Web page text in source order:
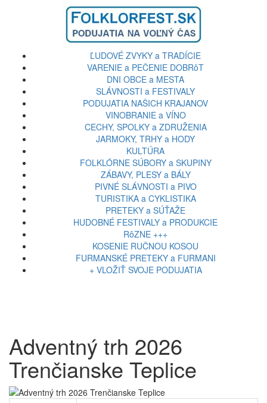
ĽUDOVÉ ZVYKY a TRADÍCIE
VARENIE a PEČENIE DOBRôT
DNI OBCE a MESTA
SLÁVNOSTI a FESTIVALY
PODUJATIA NAŠICH KRAJANOV
VINOBRANIE a VÍNO
CECHY, SPOLKY a ZDRUŽENIA
JARMOKY, TRHY a HODY
KULTÚRA
FOLKLÓRNE SÚBORY a SKUPINY
ZÁBAVY, PLESY a BÁLY
PIVNÉ SLÁVNOSTI a PIVO
TURISTIKA a CYKLISTIKA
PRETEKY a SÚŤAŽE
HUDOBNÉ FESTIVALY a PRODUKCIE
RôZNE +++
KOSENIE RUČNOU KOSOU
FURMANSKÉ PRETEKY a FURMANI
+ VLOŽIŤ SVOJE PODUJATIA
Adventný trh 2026
Trenčianske Teplice